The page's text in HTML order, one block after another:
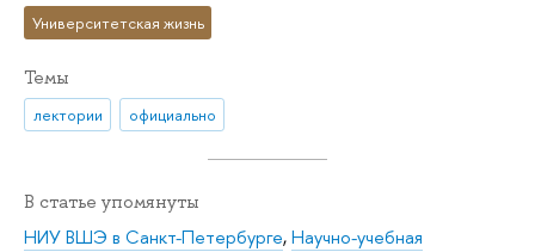
Университетская жизнь
Темы
лектории официально
В статье упомянуты
НИУ ВШЭ в Санкт-Петербурге,Научно-учебная